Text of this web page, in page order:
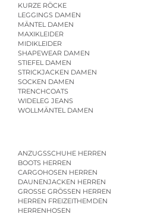
KURZE RÖCKE
LEGGINGS DAMEN
MÄNTEL DAMEN
MAXIKLEIDER
MIDIKLEIDER
SHAPEWEAR DAMEN
STIEFEL DAMEN
STRICKJACKEN DAMEN
SOCKEN DAMEN
TRENCHCOATS
WIDELEG JEANS
WOLLMÄNTEL DAMEN
ANZUGSSCHUHE HERREN
BOOTS HERREN
CARGOHOSEN HERREN
DAUNENJACKEN HERREN
GROSSE GRÖSSEN HERREN
HERREN FREIZEITHEMDEN
HERRENHOSEN